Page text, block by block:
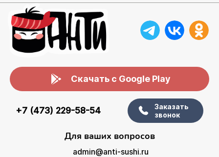
Скачать с Google Play
+7 (473) 229-58-54
Заказать
звонок
Для ваших вопросов
admin@anti-sushi.ru